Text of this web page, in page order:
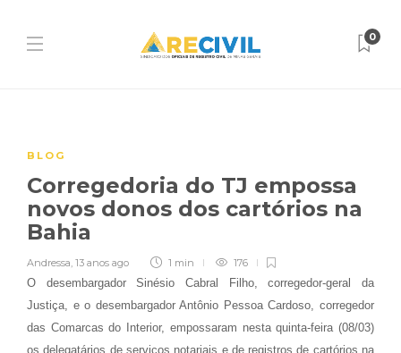
0
BLOG
Corregedoria do TJ empossa
novos donos dos cartórios na
Bahia
Andressa, 13 anos ago 1 min 176
O desembargador Sinésio Cabral Filho, corregedor-geral da
Justiça, e o desembargador Antônio Pessoa Cardoso, corregedor
das Comarcas do Interior, empossaram nesta quinta-feira (08/03)
os delegatários de serviços notariais e de registros de cartórios na